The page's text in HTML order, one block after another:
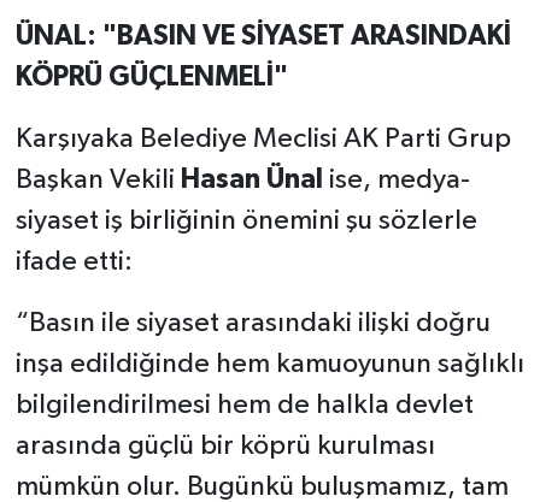
ÜNAL: "BASIN VE SİYASET ARASINDAKİ
KÖPRÜ GÜÇLENMELİ"
Karşıyaka Belediye Meclisi AK Parti Grup
Başkan Vekili Hasan Ünal ise, medya-
siyaset iş birliğinin önemini şu sözlerle
ifade etti:
“Basın ile siyaset arasındaki ilişki doğru
inşa edildiğinde hem kamuoyunun sağlıklı
bilgilendirilmesi hem de halkla devlet
arasında güçlü bir köprü kurulması
mümkün olur. Bugünkü buluşmamız, tam